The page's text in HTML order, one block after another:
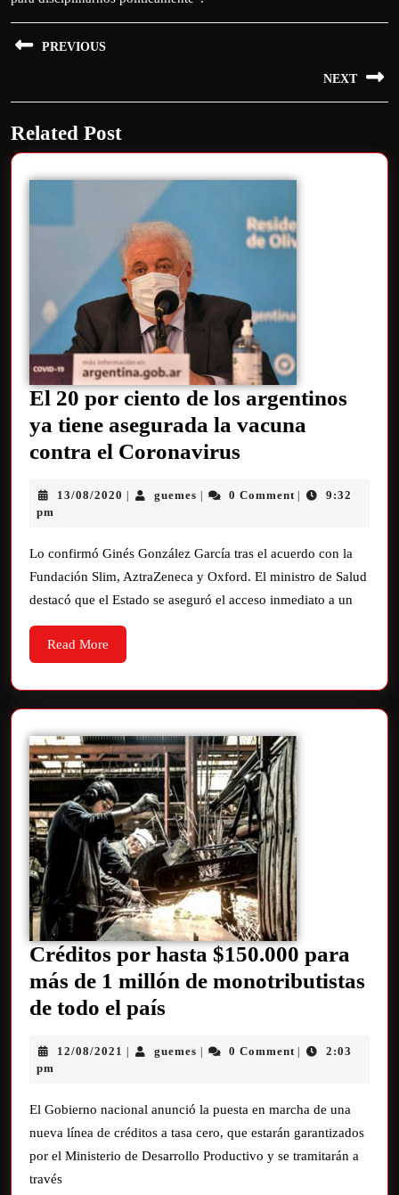
PREVIOUS
NEXT
Related Post
El 20 por ciento de los argentinos
ya tiene asegurada la vacuna
contra el Coronavirus
13/08/2020 | guemes | 0 Comment |
9:32
pm
Lo confirmó Ginés González García tras el acuerdo con la
Fundación Slim, AztraZeneca y Oxford. El ministro de Salud
destacó que el Estado se aseguró el acceso inmediato a un
Read More
Créditos por hasta $150.000 para
más de 1 millón de monotributistas
de todo el país
12/08/2021 | guemes | 0 Comment |
2:03
pm
El Gobierno nacional anunció la puesta en marcha de una
nueva línea de créditos a tasa cero, que estarán garantizados
por el Ministerio de Desarrollo Productivo y se tramitarán a
través